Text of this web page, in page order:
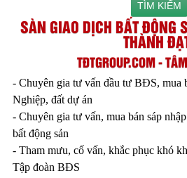
TÌM KIẾM
SÀN GIAO DỊCH BẤT ĐỘNG
THÀNH
TĐTGROUP.COM -
- Chuyên gia tư vấn đầu tư BĐS, mua
Nghiệp, đất dự án
- Chuyên gia tư vấn, mua bán sáp
bất động sản
- Tham mưu, cố vấn, khắc phục khó
Tập đoàn BĐS